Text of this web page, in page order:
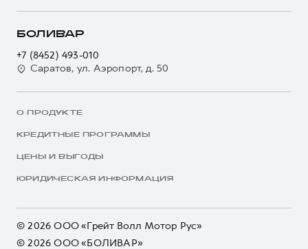
БОЛИВАР
+7 (8452) 493-010
Саратов, ул. Аэропорт, д. 50
О ПРОДУКТЕ
КРЕДИТНЫЕ ПРОГРАММЫ
ЦЕНЫ И ВЫГОДЫ
ЮРИДИЧЕСКАЯ ИНФОРМАЦИЯ
© 2026 ООО «Грейт Волл Мотор Рус»
© 2026 ООО «БОЛИВАР»